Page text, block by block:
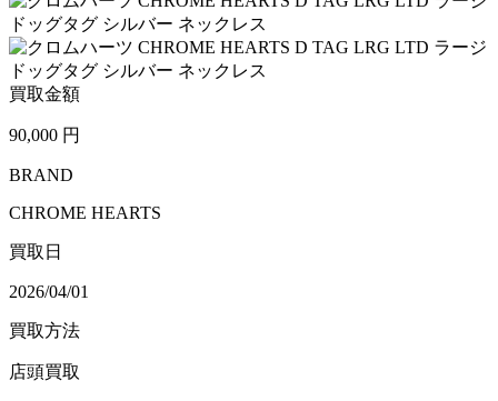
買取金額
90,000 円
BRAND
CHROME HEARTS
買取日
2026/04/01
買取方法
店頭買取